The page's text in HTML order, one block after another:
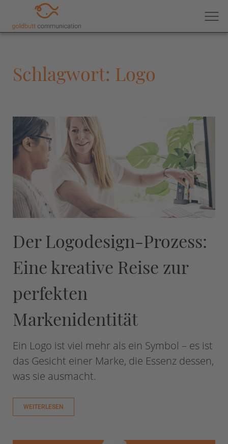
Schlagwort: Logo
Der Logodesign-Prozess:
Eine kreative Reise zur
perfekten
Markenidentität
Ein Logo ist viel mehr als ein Symbol – es ist
das Gesicht einer Marke, die Essenz dessen,
was sie ausmacht.
WEITERLESEN